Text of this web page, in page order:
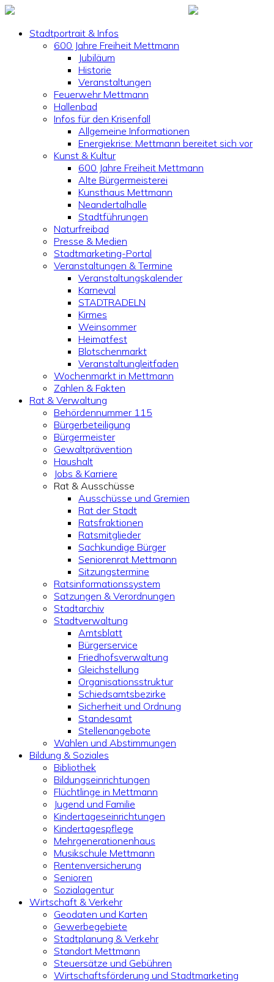
Stadtportrait & Infos
600 Jahre Freiheit Mettmann
Jubiläum
Historie
Veranstaltungen
Feuerwehr Mettmann
Hallenbad
Infos für den Krisenfall
Allgemeine Informationen
Energiekrise: Mettmann bereitet sich vor
Kunst & Kultur
600 Jahre Freiheit Mettmann
Alte Bürgermeisterei
Kunsthaus Mettmann
Neandertalhalle
Stadtführungen
Naturfreibad
Presse & Medien
Stadtmarketing-Portal
Veranstaltungen & Termine
Veranstaltungskalender
Karneval
STADTRADELN
Kirmes
Weinsommer
Heimatfest
Blotschenmarkt
Veranstaltungleitfaden
Wochenmarkt in Mettmann
Zahlen & Fakten
Rat & Verwaltung
Behördennummer 115
Bürgerbeteiligung
Bürgermeister
Gewaltprävention
Haushalt
Jobs & Karriere
Rat & Ausschüsse
Ausschüsse und Gremien
Rat der Stadt
Ratsfraktionen
Ratsmitglieder
Sachkundige Bürger
Seniorenrat Mettmann
Sitzungstermine
Ratsinformationssystem
Satzungen & Verordnungen
Stadtarchiv
Stadtverwaltung
Amtsblatt
Bürgerservice
Friedhofsverwaltung
Gleichstellung
Organisationsstruktur
Schiedsamtsbezirke
Sicherheit und Ordnung
Standesamt
Stellenangebote
Wahlen und Abstimmungen
Bildung & Soziales
Bibliothek
Bildungseinrichtungen
Flüchtlinge in Mettmann
Jugend und Familie
Kindertageseinrichtungen
Kindertagespflege
Mehrgenerationenhaus
Musikschule Mettmann
Rentenversicherung
Senioren
Sozialagentur
Wirtschaft & Verkehr
Geodaten und Karten
Gewerbegebiete
Stadtplanung & Verkehr
Standort Mettmann
Steuersätze und Gebühren
Wirtschaftsförderung und Stadtmarketing